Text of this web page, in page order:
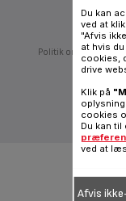
Politik om
Vilkår
Du kan
ved at
"Afvis
at hvis
cookies,
drive
Klik på
cookies
Du kan til
ved at
Afvis